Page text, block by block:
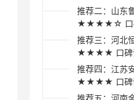
推荐二：山东
★★★★☆ 口碑
推荐三：河北
★★★★ 口碑
推荐四：江苏
★★★★ 口碑
推荐五：河南